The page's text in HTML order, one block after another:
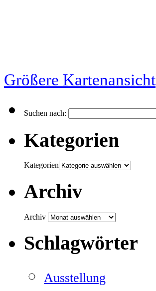
Größere Kartenansicht
Suchen nach:
Kategorien
Kategorien
Archiv
Archiv
Schlagwörter
Ausstellung